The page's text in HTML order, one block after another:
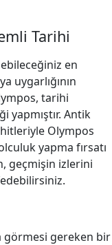
Tarihi
en
uygarlığının
tarihi
yapmıştır. Antik
Olympos
yapma fırsatı
geçmişin izlerini
görmesi gereken bir